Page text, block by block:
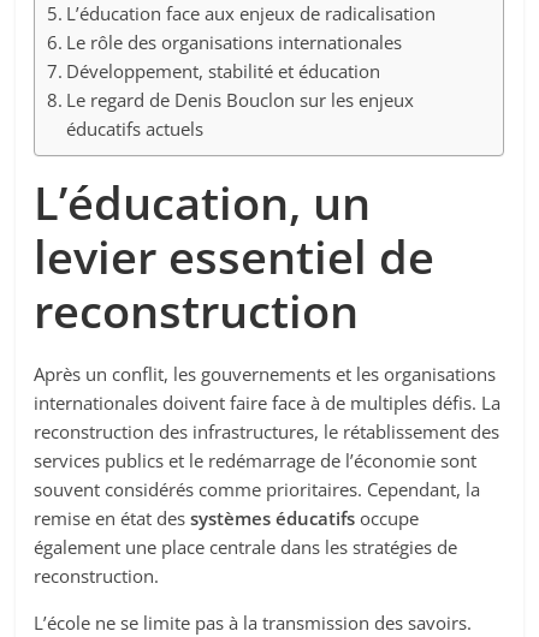
L’éducation face aux enjeux de radicalisation
Le rôle des organisations internationales
Développement, stabilité et éducation
Le regard de Denis Bouclon sur les enjeux
éducatifs actuels
L’éducation, un
levier essentiel de
reconstruction
Après un conflit, les gouvernements et les organisations
internationales doivent faire face à de multiples défis. La
reconstruction des infrastructures, le rétablissement des
services publics et le redémarrage de l’économie sont
souvent considérés comme prioritaires. Cependant, la
remise en état dessystèmes éducatifs occupe
également une place centrale dans les stratégies de
reconstruction.
L’école ne se limite pas à la transmission des savoirs.